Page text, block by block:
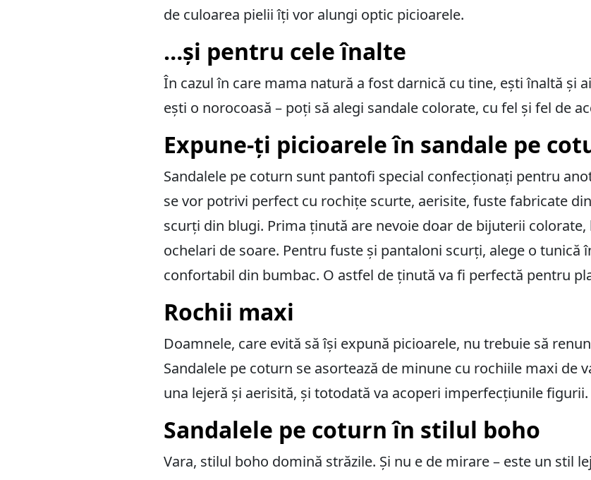
de culoarea pielii îți vor alungi optic picioarele.
…și pentru cele înalte
În cazul în care mama natură a fost darnică cu tine, ești înaltă și
ești o norocoasă – poți să alegi sandale colorate, cu fel și fel de
Expune-ți picioarele în sandale pe
Sandalele pe coturn sunt pantofi special confecționați pentru
se vor potrivi perfect cu rochițe scurte, aerisite, fuste fabricate
scurți din blugi. Prima ținută are nevoie doar de bijuterii
ochelari de soare. Pentru fuste și pantaloni scurți, alege o tunică
confortabil din bumbac. O astfel de ținută va fi perfectă pentru
Rochii maxi
Doamnele, care evită să își expună picioarele, nu trebuie să
Sandalele pe coturn se asortează de minune cu rochiile maxi de
una lejeră și aerisită, și totodată va acoperi imperfecțiunile figurii.
Sandalele pe coturn în stilul boho
Vara, stilul boho domină străzile. Și nu e de mirare – este un stil